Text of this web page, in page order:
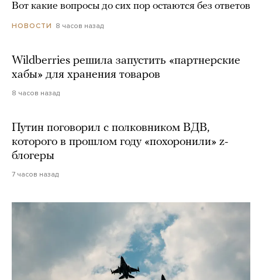
Вот какие вопросы до сих пор остаются без ответов
НОВОСТИ 8 часов назад
Wildberries решила запустить «партнерские
хабы» для хранения товаров
8 часов назад
Путин поговорил с полковником ВДВ,
которого в прошлом году «похоронили» z-
блогеры
7 часов назад